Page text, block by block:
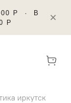
Р · В
Р
✕
иркутск